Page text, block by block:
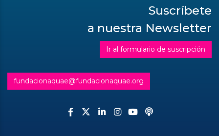
Suscríbete
a nuestra Newsletter
Ir al formulario de suscripción
fundacionaquae@fundacionaquae.org